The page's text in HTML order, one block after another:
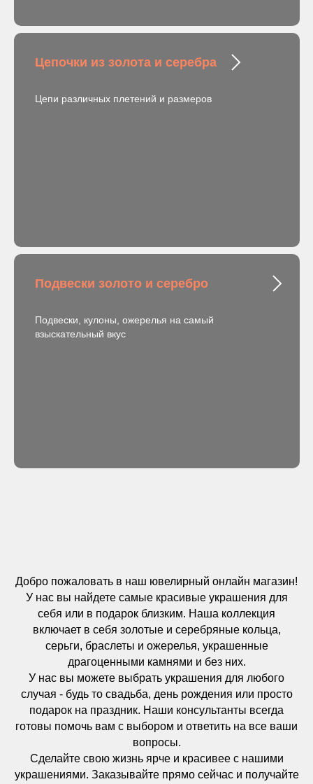
Цепочки из золота и серебра
Цепи различных плетений и размеров
Подвески золото и серебро
Подвески, кулоны, ожерелья на самый
взыскательный вкус
Добро пожаловать в наш ювелирный онлайн магазин!
У нас вы найдете самые красивые украшения для
себя или в подарок близким. Наша коллекция
включает в себя золотые и серебряные кольца,
серьги, браслеты и ожерелья, украшенные
драгоценными камнями и без них.
У нас вы можете выбрать украшения для любого
случая - будь то свадьба, день рождения или просто
подарок на праздник. Наши консультанты всегда
готовы помочь вам с выбором и ответить на все ваши
вопросы.
Сделайте свою жизнь ярче и красивее с нашими
украшениями. Заказывайте прямо сейчас и получайте